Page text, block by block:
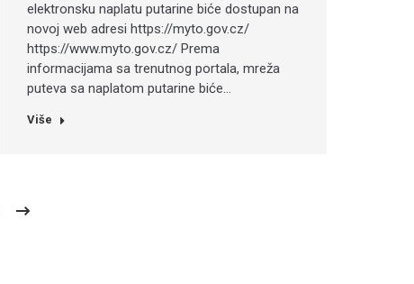
elektronsku naplatu putarine biće dostupan na
novoj web adresi https://myto.gov.cz/
https://www.myto.gov.cz/ Prema
informacijama sa trenutnog portala, mreža
puteva sa naplatom putarine biće…
Više